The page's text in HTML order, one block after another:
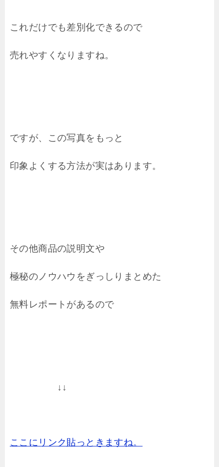
これだけでも差別化できるので
売れやすくなりますね。
ですが、この写真をもっと
印象よくする方法が実はあります。
その他商品の説明文や
極秘のノウハウをぎっしりまとめた
無料レポートがあるので
↓↓
ここにリンク貼っときますね。